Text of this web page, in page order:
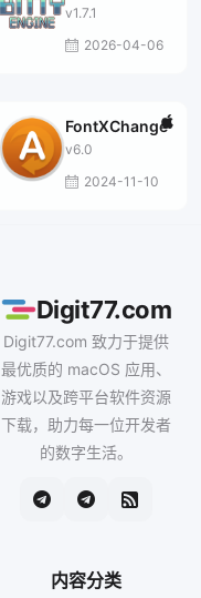
v1.7.1
2026-04-06
FontXChange
v6.0
2024-11-10
Digit77.com
Digit77.com 致力于提供
最优质的 macOS 应用、
游戏以及跨平台软件资源
下载，助力每一位开发者
的数字生活。
内容分类